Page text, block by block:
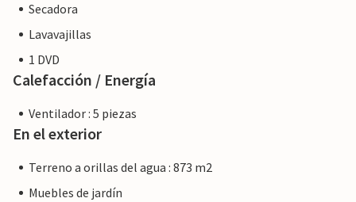
Secadora
Lavavajillas
1 DVD
Calefacción / Energía
Ventilador : 5 piezas
En el exterior
Terreno a orillas del agua : 873 m2
Muebles de jardín